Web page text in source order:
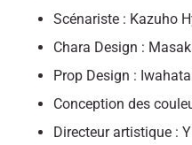
Scénariste : Kazuho
Chara Design :
Prop Design :
Conception des
Directeur artistique :